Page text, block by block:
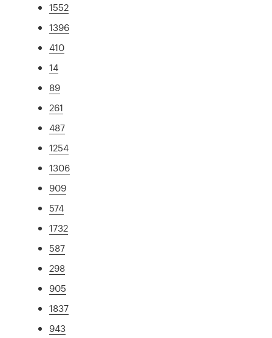
1552
1396
410
14
89
261
487
1254
1306
909
574
1732
587
298
905
1837
943